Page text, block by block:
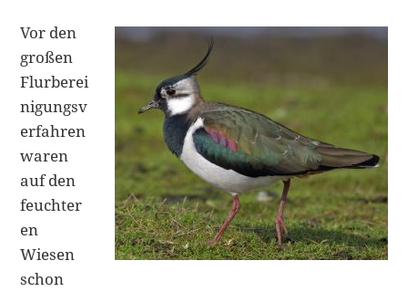
Vor den
großen
Flurberei
nigungsv
erfahren
waren
auf den
feuchter
en
Wiesen
schon